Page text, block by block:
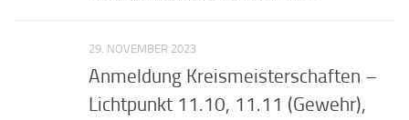
29. NOVEMBER 2023
Anmeldung Kreismeisterschaften –
Lichtpunkt 11.10, 11.11 (Gewehr),